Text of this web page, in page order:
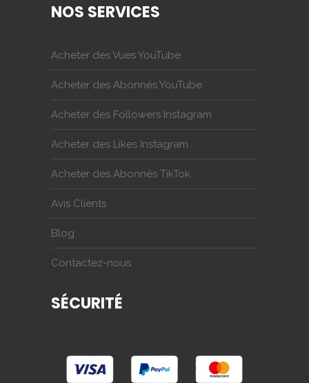
NOS SERVICES
Acheter des Vues YouTube
Acheter des Abonnés YouTube
Acheter des Followers Instagram
Acheter des Likes Instagram
Acheter des Abonnés TikTok
Avis Clients
Blog
Contactez-nous
SÉCURITÉ